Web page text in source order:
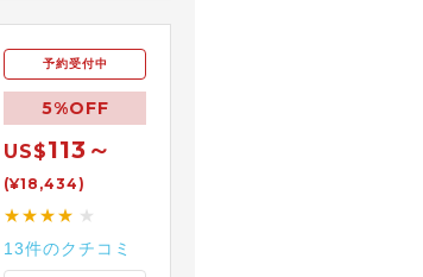
予約受付中
5%OFF
US$113～
(¥18,434)
★★★★ ★
13件のクチコミ